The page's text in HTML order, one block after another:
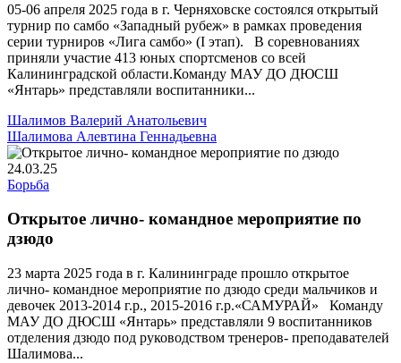
05-06 апреля 2025 года в г. Черняховске состоялся открытый
турнир по самбо «Западный рубеж» в рамках проведения
серии турниров «Лига самбо» (I этап). В соревнованиях
приняли участие 413 юных спортсменов со всей
Калининградской области.Команду МАУ ДО ДЮСШ
«Янтарь» представляли воспитанники...
Шалимов Валерий Анатольевич
Шалимова Алевтина Геннадьевна
24.03.25
Борьба
Открытое лично- командное мероприятие по
дзюдо
23 марта 2025 года в г. Калининграде прошло открытое
лично- командное мероприятие по дзюдо среди мальчиков и
девочек 2013-2014 г.р., 2015-2016 г.р.«САМУРАЙ» Команду
МАУ ДО ДЮСШ «Янтарь» представляли 9 воспитанников
отделения дзюдо под руководством тренеров- преподавателей
Шалимова...